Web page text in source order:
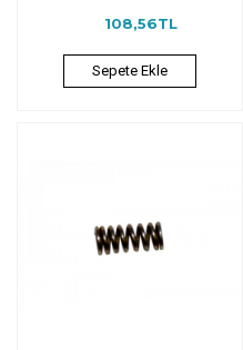
108,56TL
Sepete Ekle